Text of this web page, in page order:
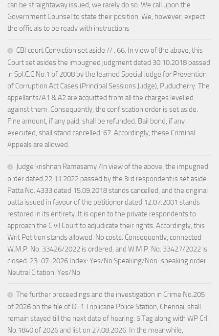
can be straightaway issued, we rarely do so. We call upon the
Government Counsel to state their position. We, however, expect
the officials to be ready with instructions
CBI court Conviction set aside // . 66. In view of the above, this
Court set asides the impugned judgment dated 30.10.2018 passed
in Spl.C.C.No.1 of 2008 by the learned Special Judge for Prevention
of Corruption Act Cases (Principal Sessions Judge), Puducherry. The
appellants/A1 & A2 are acquitted from all the charges levelled
against them. Consequently, the confiscation order is set aside.
Fine amount, if any paid, shall be refunded. Bail bond, if any
executed, shall stand cancelled. 67. Accordingly, these Criminal
Appeals are allowed.
Judge krishnan Ramasamy /In view of the above, the impugned
order dated 22.11.2022 passed by the 3rd respondent is set aside.
Patta No. 4333 dated 15.09.2018 stands cancelled, and the original
patta issued in favour of the petitioner dated 12.07.2001 stands
restored in its entirety. It is open to the private respondents to
approach the Civil Court to adjudicate their rights. Accordingly, this
Writ Petition stands allowed. No costs. Consequently, connected
W.M.P. No. 33426/2022 is ordered, and W.M.P. No. 33427/2022 is
closed. 23-07-2026 Index: Yes/No Speaking/Non-speaking order
Neutral Citation: Yes/No
The further proceedings and the investigation in Crime No.205
of 2026 on the file of D-1 Triplicane Police Station, Chennai, shall
remain stayed till the next date of hearing. 5.Tag along with WP Crl.
No.1840 of 2026 and list on 27.08.2026. In the meanwhile,